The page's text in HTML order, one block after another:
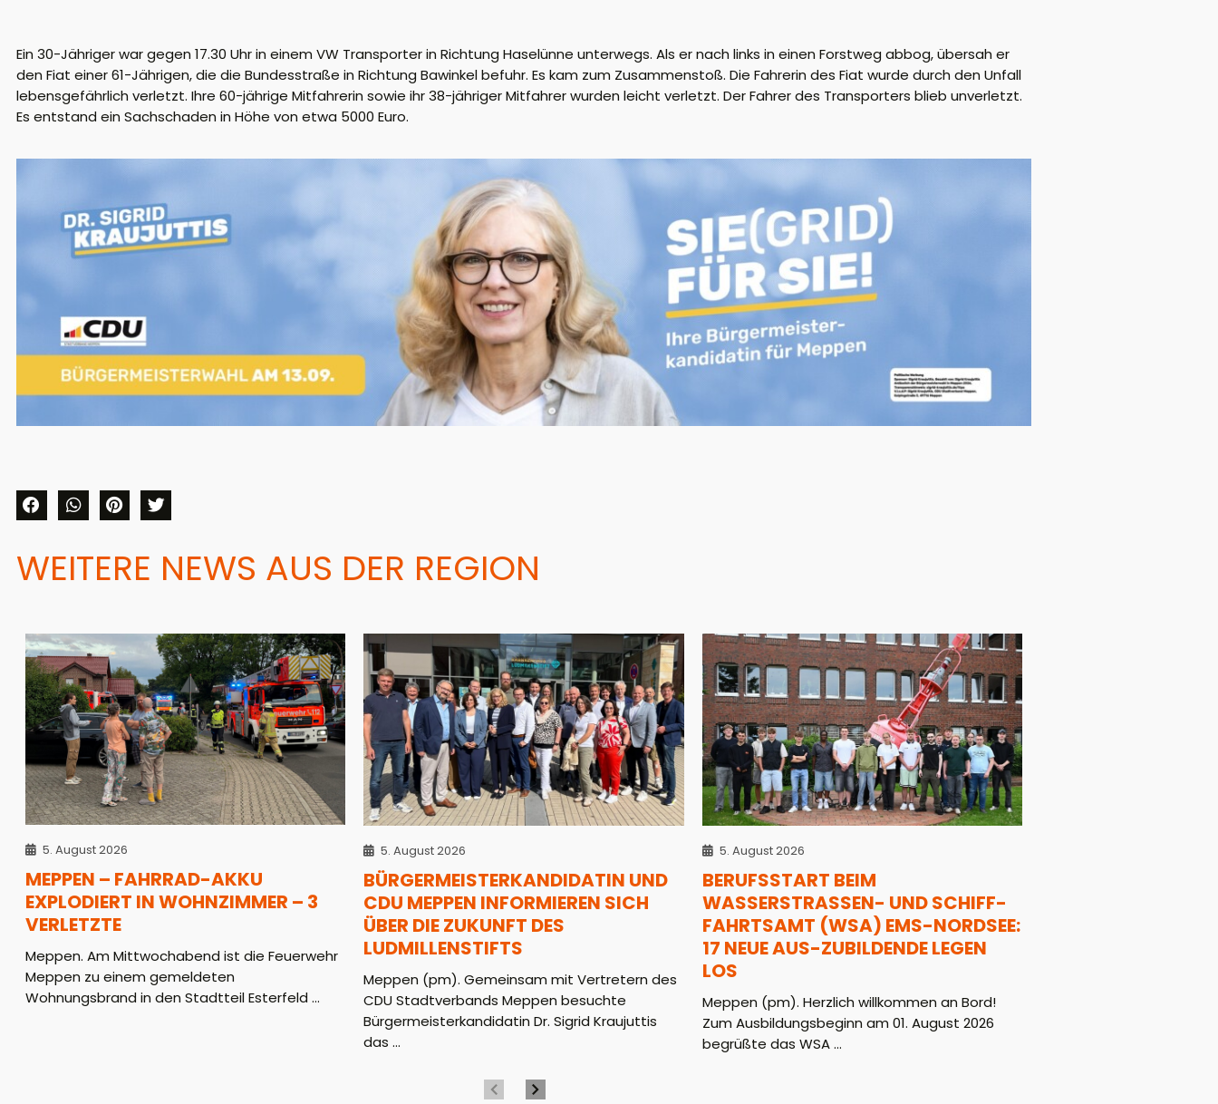
Ein 30-Jähriger war gegen 17.30 Uhr in einem VW Transporter in Richtung Haselünne unterwegs. Als er nach links in einen Forstweg abbog, übersah er
den Fiat einer 61-Jährigen, die die Bundesstraße in Richtung Bawinkel befuhr. Es kam zum Zusammenstoß. Die Fahrerin des Fiat wurde durch den Unfall
lebensgefährlich verletzt. Ihre 60-jährige Mitfahrerin sowie ihr 38-jähriger Mitfahrer wurden leicht verletzt. Der Fahrer des Transporters blieb unverletzt.
Es entstand ein Sachschaden in Höhe von etwa 5000 Euro.
WEITERE NEWS AUS DER REGION
5. August 2026
MEPPEN – FAHRRAD-AKKU
EXPLODIERT IN WOHNZIMMER – 3
VERLETZTE
Meppen. Am Mittwochabend ist die Feuerwehr
Meppen zu einem gemeldeten
Wohnungsbrand in den Stadtteil Esterfeld ...
5. August 2026
BÜRGERMEISTERKANDIDATIN UND
CDU MEPPEN INFORMIEREN SICH
ÜBER DIE ZUKUNFT DES
LUDMILLENSTIFTS
Meppen (pm). Gemeinsam mit Vertretern des
CDU Stadtverbands Meppen besuchte
Bürgermeisterkandidatin Dr. Sigrid Kraujuttis
das ...
5. August 2026
BERUFSSTART BEIM
WASSERSTRASSEN- UND SCHIFF-F
AHRTSAMT (WSA) EMS-NORDSEE: 1
7 NEUE AUS-ZUBILDENDE LEGEN L
OS
Meppen (pm). Herzlich willkommen an Bord!
Zum Ausbildungsbeginn am 01. August 2026
begrüßte das WSA ...